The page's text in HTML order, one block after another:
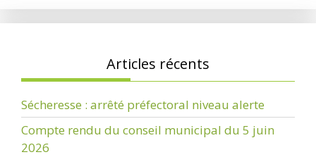
Articles récents
Sécheresse : arrêté préfectoral niveau alerte
Compte rendu du conseil municipal du 5 juin
2026